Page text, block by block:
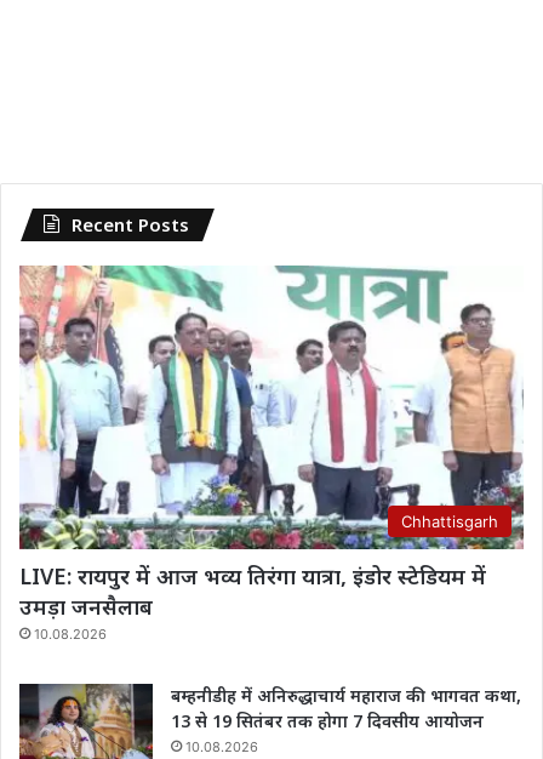
Recent Posts
Chhattisgarh
LIVE: रायपुर में आज भव्य तिरंगा यात्रा, इंडोर स्टेडियम में
उमड़ा जनसैलाब
10.08.2026
बम्हनीडीह में अनिरुद्धाचार्य महाराज की भागवत कथा,
13 से 19 सितंबर तक होगा 7 दिवसीय आयोजन
10.08.2026